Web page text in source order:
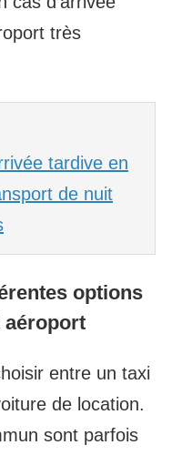
très
tardive en
de nuit
options
aéroport
entre un taxi
de location.
sont parfois